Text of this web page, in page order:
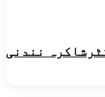
نندنی